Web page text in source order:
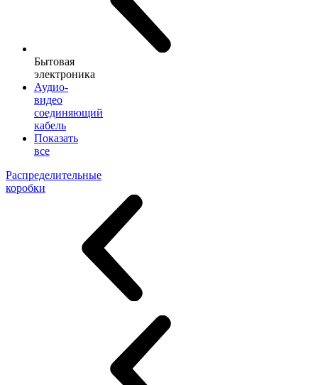
Бытовая
электроника
Аудио-
видео
соединяющий
кабель
Показать
все
Распределительные
коробки